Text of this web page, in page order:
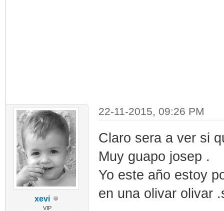
xevi
VIP
22-11-2015, 09:26 PM
Claro sera a ver si
Muy guapo josep .
Yo este año estoy
en una olivar olivar